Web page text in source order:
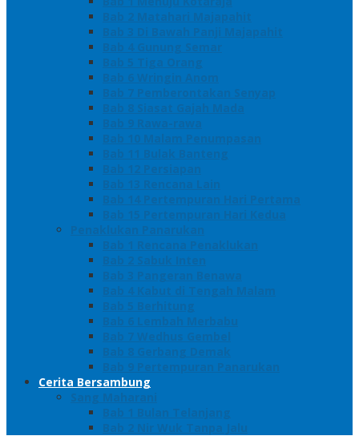
Bab 2 Matahari Majapahit
Bab 3 Di Bawah Panji Majapahit
Bab 4 Gunung Semar
Bab 5 Tiga Orang
Bab 6 Wringin Anom
Bab 7 Pemberontakan Senyap
Bab 8 Siasat Gajah Mada
Bab 9 Rawa-rawa
Bab 10 Malam Penumpasan
Bab 11 Bulak Banteng
Bab 12 Persiapan
Bab 13 Rencana Lain
Bab 14 Pertempuran Hari Pertama
Bab 15 Pertempuran Hari Kedua
Penaklukan Panarukan
Bab 1 Rencana Penaklukan
Bab 2 Sabuk Inten
Bab 3 Pangeran Benawa
Bab 4 Kabut di Tengah Malam
Bab 5 Berhitung
Bab 6 Lembah Merbabu
Bab 7 Wedhus Gembel
Bab 8 Gerbang Demak
Bab 9 Pertempuran Panarukan
Cerita Bersambung
Sang Maharani
Bab 1 Bulan Telanjang
Bab 2 Nir Wuk Tanpa Jalu